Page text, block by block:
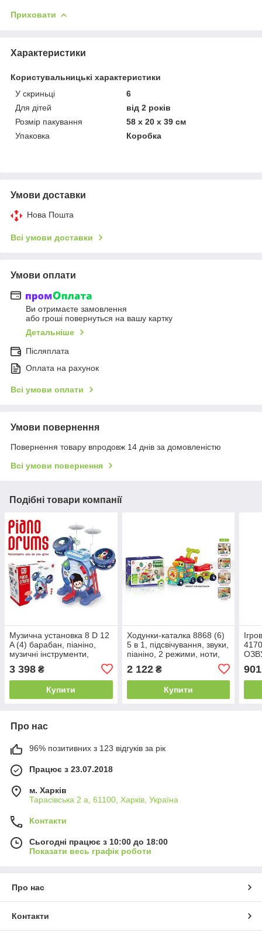
Приховати
Характеристики
Користувальницькі характеристики
У скриньці
6
Для дітей
від 2 років
Розмір пакування
58 х 20 х 39 см
Упаковка
Коробка
Умови доставки
Нова Пошта
Всі умови доставки
Умови оплати
Ви отримаєте замовлення
або гроші повернуться на вашу картку
Детальніше
Післяплата
Оплата на рахунок
Всі умови оплати
Умови повернення
Повернення товару впродовж 14 днів за домовленістю
Всі умови повернення
Подібні товари компанії
Музична установка 8 D 12
A (4) барабан, піаніно,
музичні інструменти,
мелодії, звуки, мікрофон,
підсвічування, в коробці
3 398 ₴
Купити
Ходунки-каталка 8868 (6)
5 в 1, підсвічування, звуки,
піаніно, 2 режими, ноти,
назви кольорів, пальчикові
ігри, мелодії, пісні,
2 122₴
Купити
901
Про нас
96% позитивних з 123 відгуків за рік
Працює з 23.07.2018
м. Харків
Тарасівська 2 а, 61100, Харків, Україна
Контакти
Сьогодні працює з 10:00 до 18:00
Показати весь графік роботи
Про нас
Контакти